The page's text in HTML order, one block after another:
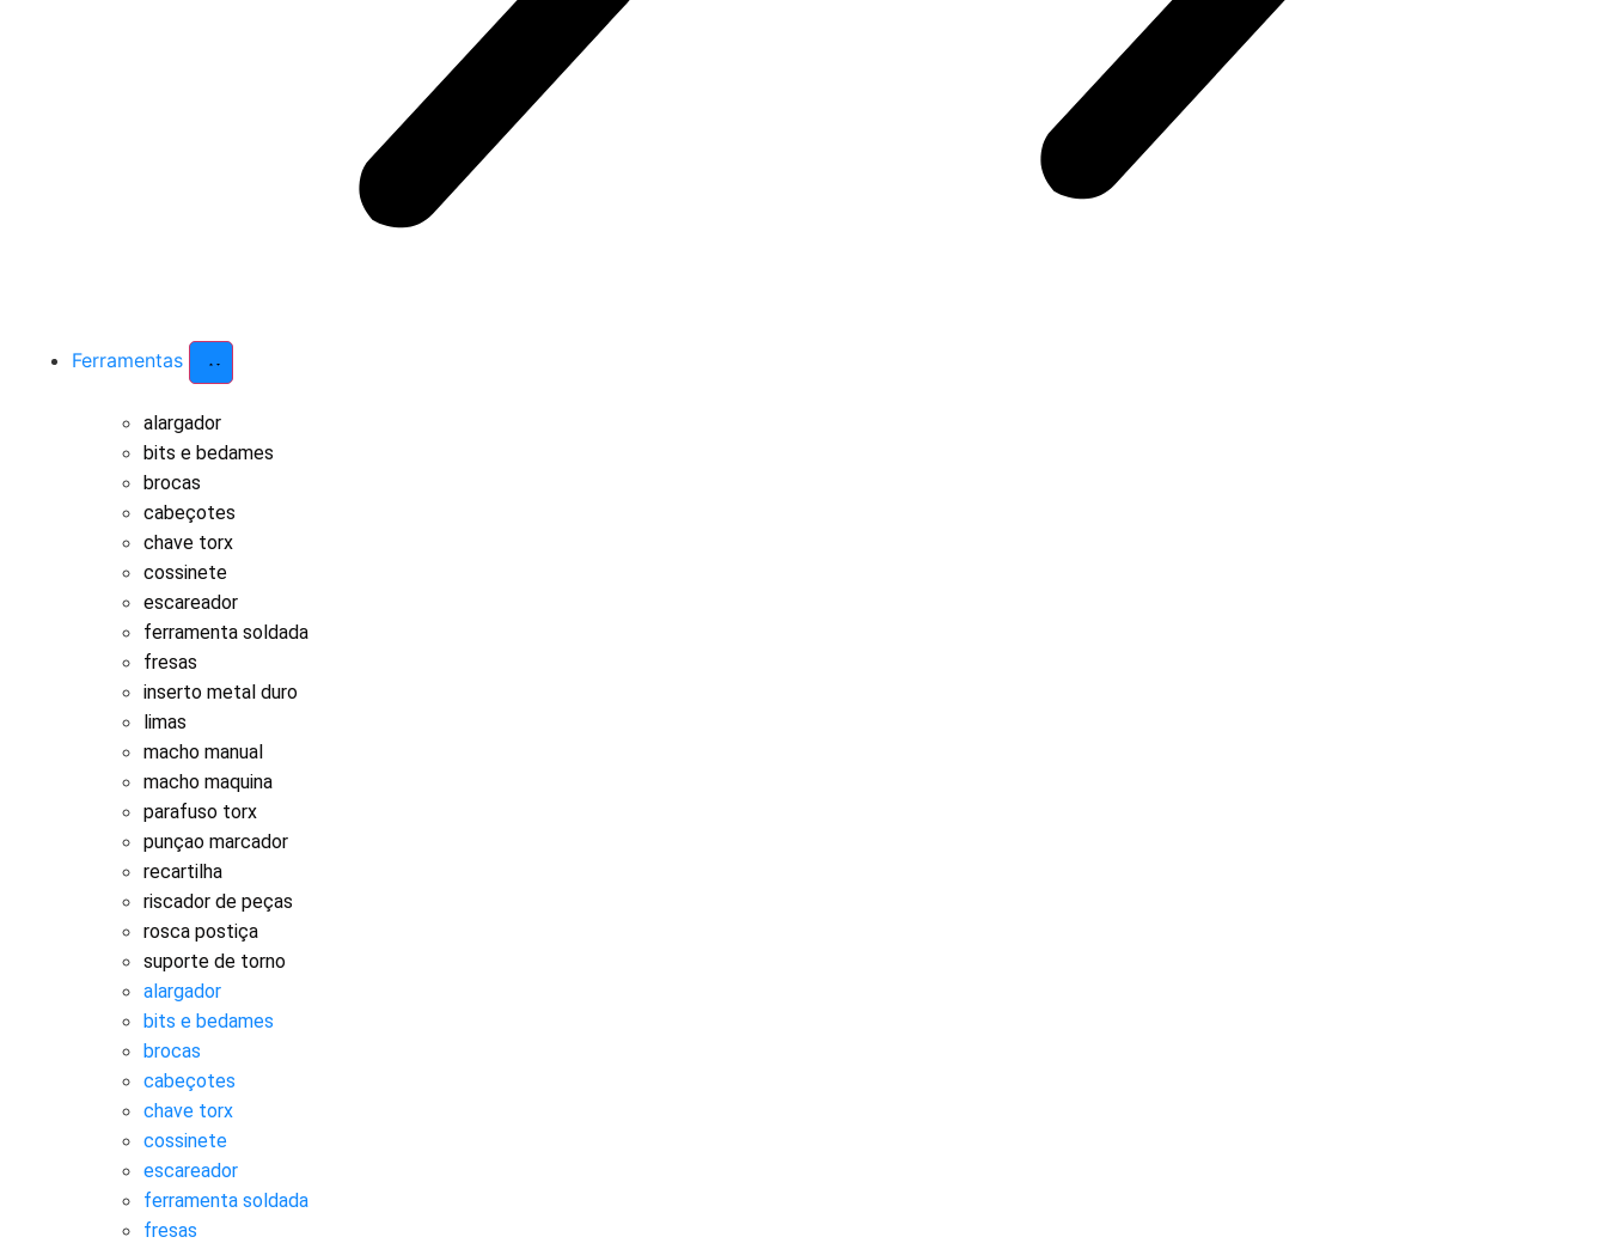
Ferramentas
alargador
bits e bedames
brocas
cabeçotes
chave torx
cossinete
escareador
ferramenta soldada
fresas
inserto metal duro
limas
macho manual
macho maquina
parafuso torx
punçao marcador
recartilha
riscador de peças
rosca postiça
suporte de torno
alargador
bits e bedames
brocas
cabeçotes
chave torx
cossinete
escareador
ferramenta soldada
fresas